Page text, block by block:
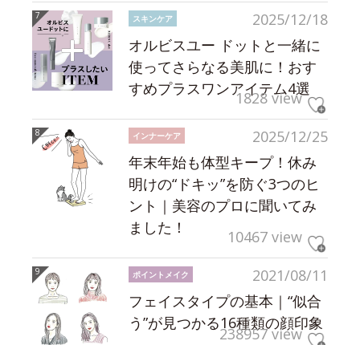
2025/12/18
スキンケア
オルビスユー ドットと一緒に
使ってさらなる美肌に！おす
すめプラスワンアイテム4選
1828 view
2025/12/25
インナーケア
年末年始も体型キープ！休み
明けの“ドキッ”を防ぐ3つのヒ
ント｜美容のプロに聞いてみ
ました！
10467 view
2021/08/11
ポイントメイク
フェイスタイプの基本｜“似合
う”が見つかる16種類の顔印象
238957 view